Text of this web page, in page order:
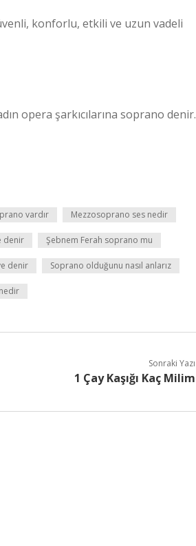
konforlu, etkili ve uzun vadeli
opera şarkıcılarına soprano denir.
vardır Mezzosoprano ses nedir
denir Şebnem Ferah soprano mu
denir Soprano olduğunu nasıl anlarız
Sonraki Yazı
1 Çay Kaşığı Kaç Milim